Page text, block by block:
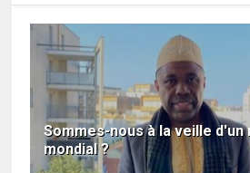
Sommes-nous à la veille
mondial ?